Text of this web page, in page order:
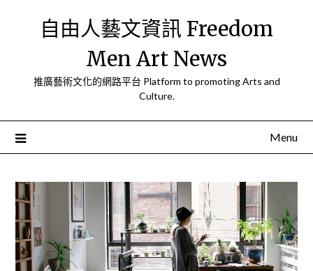
自由人藝文資訊 Freedom
Men Art News
推廣藝術文化的網路平台 Platform to promoting Arts and
Culture.
Menu